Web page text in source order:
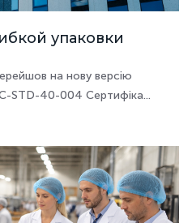
упаковки
на нову версію
STD-40-004 Сертифіка...